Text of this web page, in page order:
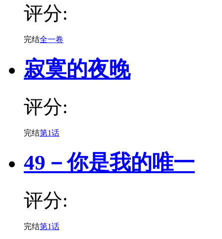
评分:
完结全一卷
寂寞的夜晚
评分:
完结第1话
49－你是我的唯一
评分:
完结第1话